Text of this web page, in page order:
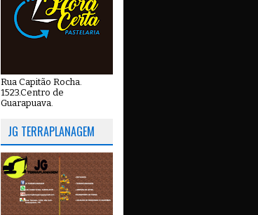
Rua Capitão Rocha.
1523.Centro de
Guarapuava.
JG TERRAPLANAGEM